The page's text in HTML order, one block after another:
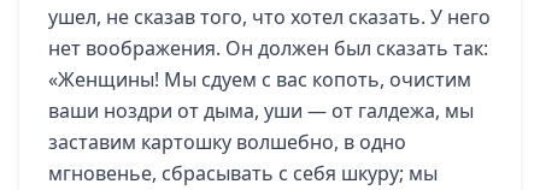
ушел, не сказав того, что хотел сказать. У него
нет воображения. Он должен был сказать так:
«Женщины! Мы сдуем с вас копоть, очистим
ваши ноздри от дыма, уши — от галдежа, мы
заставим картошку волшебно, в одно
мгновенье, сбрасывать с себя шкуру; мы